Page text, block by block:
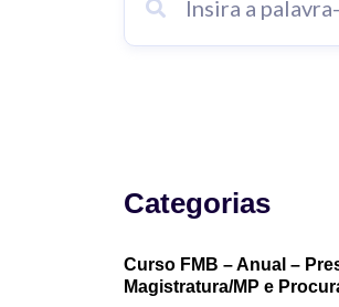
Categorias
Curso FMB – Anual –
Magistratura/MP e